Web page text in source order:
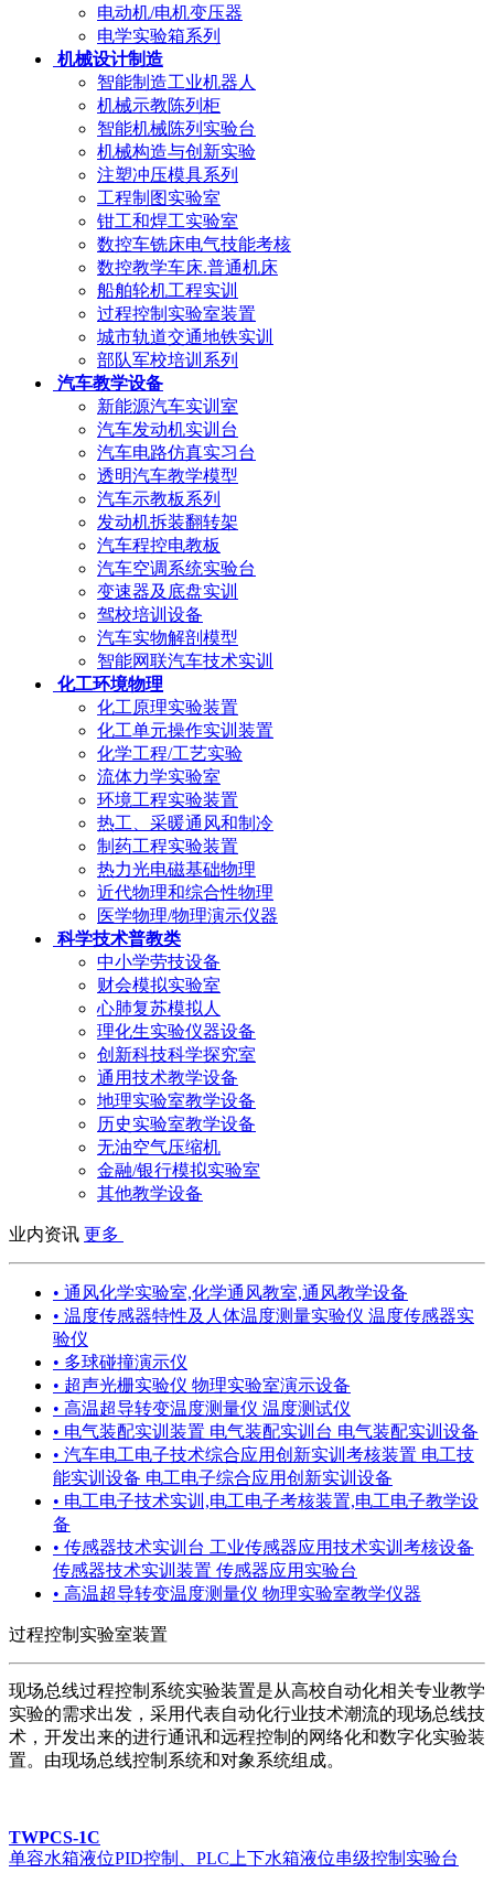
电动机/电机变压器
电学实验箱系列
机械设计制造
智能制造工业机器人
机械示教陈列柜
智能机械陈列实验台
机械构造与创新实验
注塑冲压模具系列
工程制图实验室
钳工和焊工实验室
数控车铣床电气技能考核
数控教学车床.普通机床
船舶轮机工程实训
过程控制实验室装置
城市轨道交通地铁实训
部队军校培训系列
汽车教学设备
新能源汽车实训室
汽车发动机实训台
汽车电路仿真实习台
透明汽车教学模型
汽车示教板系列
发动机拆装翻转架
汽车程控电教板
汽车空调系统实验台
变速器及底盘实训
驾校培训设备
汽车实物解剖模型
智能网联汽车技术实训
化工环境物理
化工原理实验装置
化工单元操作实训装置
化学工程/工艺实验
流体力学实验室
环境工程实验装置
热工、采暖通风和制冷
制药工程实验装置
热力光电磁基础物理
近代物理和综合性物理
医学物理/物理演示仪器
科学技术普教类
中小学劳技设备
财会模拟实验室
心肺复苏模拟人
理化生实验仪器设备
创新科技科学探究室
通用技术教学设备
地理实验室教学设备
历史实验室教学设备
无油空气压缩机
金融/银行模拟实验室
其他教学设备
业内资讯 更多
• 通风化学实验室,化学通风教室,通风教学设备
• 温度传感器特性及人体温度测量实验仪 温度传感器实
验仪
• 多球碰撞演示仪
• 超声光栅实验仪 物理实验室演示设备
• 高温超导转变温度测量仪 温度测试仪
• 电气装配实训装置 电气装配实训台 电气装配实训设备
• 汽车电工电子技术综合应用创新实训考核装置 电工技
能实训设备 电工电子综合应用创新实训设备
• 电工电子技术实训,电工电子考核装置,电工电子教学设
备
• 传感器技术实训台 工业传感器应用技术实训考核设备
传感器技术实训装置 传感器应用实验台
• 高温超导转变温度测量仪 物理实验室教学仪器
过程控制实验室装置
现场总线过程控制系统实验装置是从高校自动化相关专业教学
实验的需求出发，采用代表自动化行业技术潮流的现场总线技
术，开发出来的进行通讯和远程控制的网络化和数字化实验装
置。由现场总线控制系统和对象系统组成。
TWPCS-1C
单容水箱液位PID控制、PLC上下水箱液位串级控制实验台